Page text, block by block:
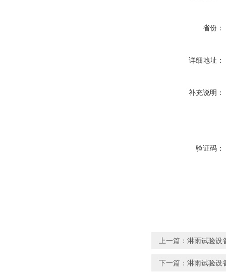
省份：
详细地址：
补充说明：
验证码：
上一篇： 淋雨试验设
下一篇： 淋雨试验设